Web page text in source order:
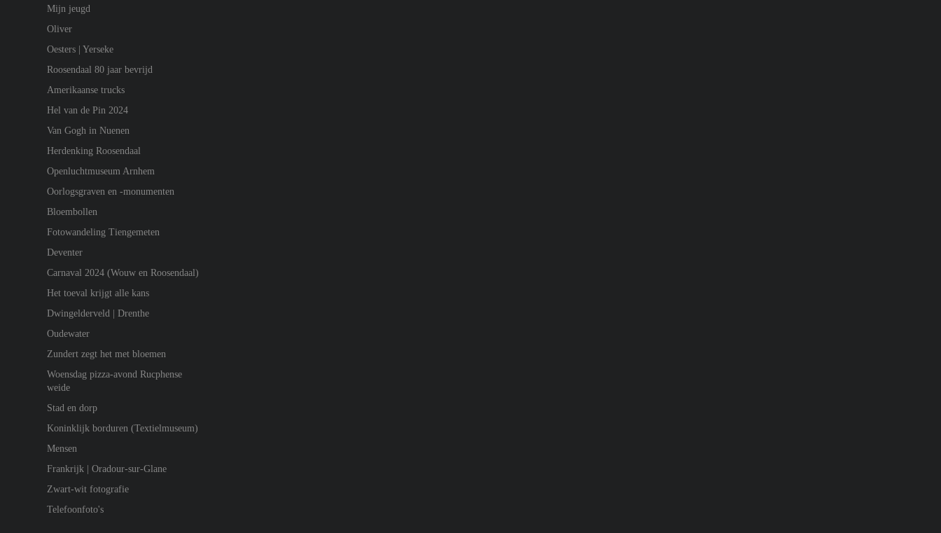
Mijn jeugd
Oliver
Oesters | Yerseke
Roosendaal 80 jaar bevrijd
Amerikaanse trucks
Hel van de Pin 2024
Van Gogh in Nuenen
Herdenking Roosendaal
Openluchtmuseum Arnhem
Oorlogsgraven en -monumenten
Bloembollen
Fotowandeling Tiengemeten
Deventer
Carnaval 2024 (Wouw en Roosendaal)
Het toeval krijgt alle kans
Dwingelderveld | Drenthe
Oudewater
Zundert zegt het met bloemen
Woensdag pizza-avond Rucphense
weide
Stad en dorp
Koninklijk borduren (Textielmuseum)
Mensen
Frankrijk | Oradour-sur-Glane
Zwart-wit fotografie
Telefoonfoto's